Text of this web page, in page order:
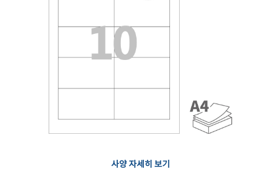
사양 자세히 보기